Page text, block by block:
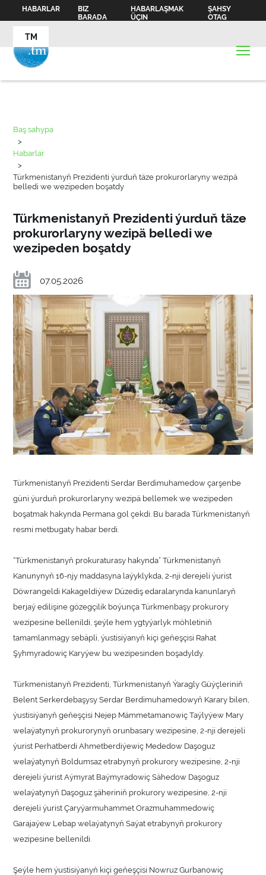
HABARLAR
BIZ
BARADA
HABARLAŞMAK
ÜÇIN
ŞAHSY
OTAG
TM
Baş sahypa
>
Habarlar
>
Türkmenistanyň Prezidenti ýurduň täze prokurorlaryny wezipä
belledi we wezipeden boşatdy
Türkmenistanyň Prezidenti ýurduň täze
prokurorlaryny wezipä belledi we
wezipeden boşatdy
07.05.2026
Türkmenistanyň Prezidenti Serdar Berdimuhamedow çarşenbe
güni ýurduň prokurorlaryny wezipä bellemek we wezipeden
boşatmak hakynda Permana gol çekdi. Bu barada Türkmenistanyň
resmi metbugaty habar berdi.
“Türkmenistanyň prokuraturasy hakynda” Türkmenistanyň
Kanunynyň 16-njy maddasyna laýyklykda, 2-nji derejeli ýurist
Döwrangeldi Kakageldiýew Düzediş edaralarynda kanunlaryň
berjaý edilişine gözegçilik boýunça Türkmenbaşy prokurory
wezipesine bellenildi, şeýle hem ygtyýarlyk möhletiniň
tamamlanmagy sebäpli, ýustisiýanyň kiçi geňeşçisi Rahat
Şyhmyradowiç Karyýew bu wezipesinden boşadyldy.
Türkmenistanyň Prezidenti, Türkmenistanyň Ýaragly Güýçleriniň
Belent Serkerdebaşysy Serdar Berdimuhamedowyň Karary bilen,
ýustisiýanyň geňeşçisi Nejep Mämmetamanowiç Taýlyýew Mary
welaýatynyň prokurorynyň orunbasary wezipesine, 2-nji derejeli
ýurist Perhatberdi Ahmetberdiýewiç Mededow Daşoguz
welaýatynyň Boldumsaz etrabynyň prokurory wezipesine, 2-nji
derejeli ýurist Aýmyrat Baýmyradowiç Sähedow Daşoguz
welaýatynyň Daşoguz şäheriniň prokurory wezipesine, 2-nji
derejeli ýurist Çaryýarmuhammet Orazmuhammedowiç
Garajaýew Lebap welaýatynyň Saýat etrabynyň prokurory
wezipesine bellenildi.
Şeýle hem ýustisiýanyň kiçi geňeşçisi Nowruz Gurbanowiç